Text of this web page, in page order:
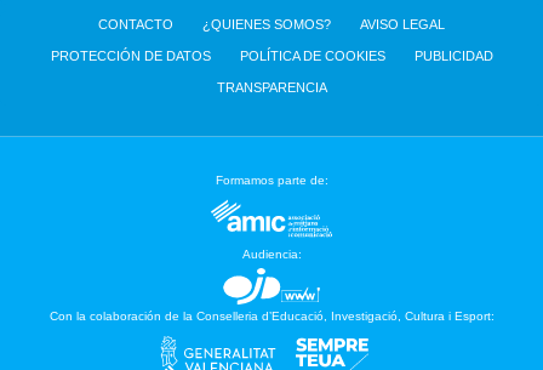
CONTACTO ¿QUIENES SOMOS? AVISO LEGAL
PROTECCIÓN DE DATOS POLÍTICA DE COOKIES PUBLICIDAD
TRANSPARENCIA
Formamos parte de:
Audiencia:
Con la colaboración de la Conselleria d’Educació, Investigació, Cultura i Esport: